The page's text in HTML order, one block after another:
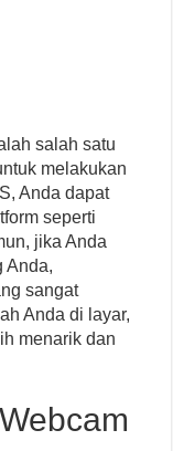
salah satu
melakukan
Anda dapat
seperti
jika Anda
Anda,
sangat
Anda di layar,
menarik dan